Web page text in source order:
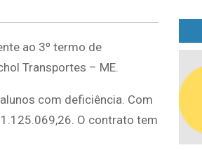
ao 3º termo de
Transportes – ME.
com deficiência. Com
O contrato tem